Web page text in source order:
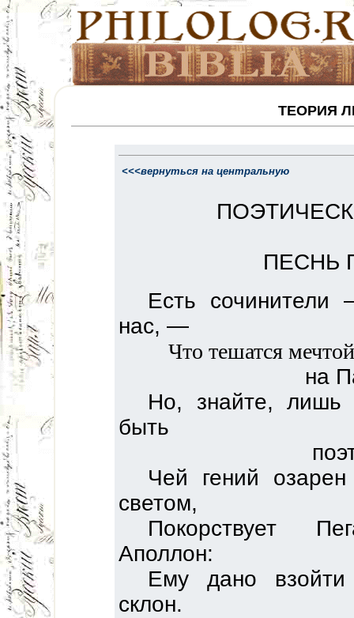
ТЕОРИЯ
<<<вернуться на центральную
ПЕСНЬ
Есть
нас, —
Что тешатся мечтой
на
Но, знайте, лишь
быть
Чей гений
светом,
Покорствует
Аполлон:
Ему дано взойти
склон.